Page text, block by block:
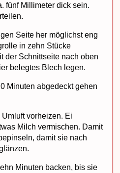
fünf Millimeter dick sein.
Seite her möglichst eng
in zehn Stücke
der Schnittseite nach oben
belegtes Blech legen.
Minuten abgedeckt gehen
Umluft vorheizen. Ei
Milch vermischen. Damit
damit sie nach
Minuten backen, bis sie